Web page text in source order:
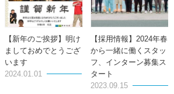
【新年のご挨拶】明け
ましておめでとうござ
います
2024.01.01
【採用情報】2024年春
から一緒に働くスタッ
フ、インターン募集ス
タート
2023.09.15